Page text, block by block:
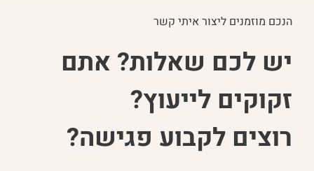
הנכם מוזמנים ליצור איתי קשר
יש לכם שאלות? אתם
זקוקים לייעוץ?
רוצים לקבוע פגישה?